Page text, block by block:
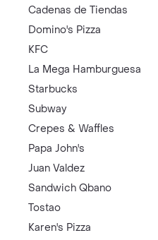
Cadenas de Tiendas
Domino's Pizza
KFC
La Mega Hamburguesa
Starbucks
Subway
Crepes & Waffles
Papa John's
Juan Valdez
Sandwich Qbano
Tostao
Karen's Pizza